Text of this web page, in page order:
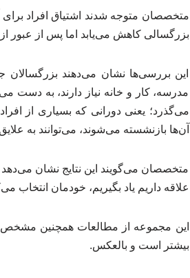
متخصصان متوجه شدند اشتیاق افراد
بزرگسالی کاهش می‌یابد اما پس از عبور
این بررسی‌ها نشان می‌دهند
مدرسه، کار و خانه نیاز دارند، به دست
می‌گذرد؛ یعنی دورانی که بسیاری از
آن‌ها بازنشسته می‌شوند، می‌توانند به
متخصصان می‌گویند این نتایج نشان
علاقه داریم یاد بگیریم، خودمان انتخاب
این مجموعه از مطالعات همچنین مشخص
بیشتر است و بالعکس.